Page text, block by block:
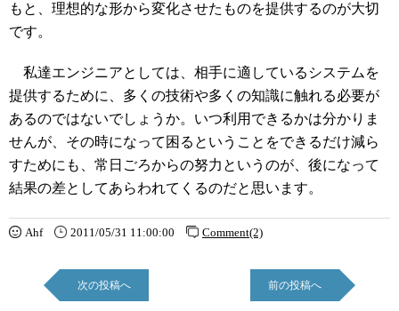
もと、理想的な形から変化させたものを提供するのが大切
です。
私達エンジニアとしては、相手に適しているシステムを
提供するために、多くの技術や多くの知識に触れる必要が
あるのではないでしょうか。いつ利用できるかは分かりま
せんが、その時になって困るということをできるだけ減ら
すためにも、常日ごろからの努力というのが、後になって
結果の差としてあらわれてくるのだと思います。
Ahf 2011/05/31 11:00:00 Comment(2)
次の投稿へ 前の投稿へ